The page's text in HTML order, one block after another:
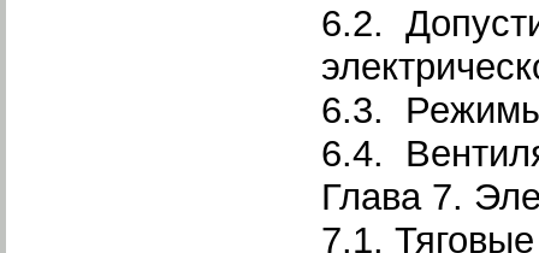
6.2.
6.3. Режимы
6.4.
Глава 7.
7.1.